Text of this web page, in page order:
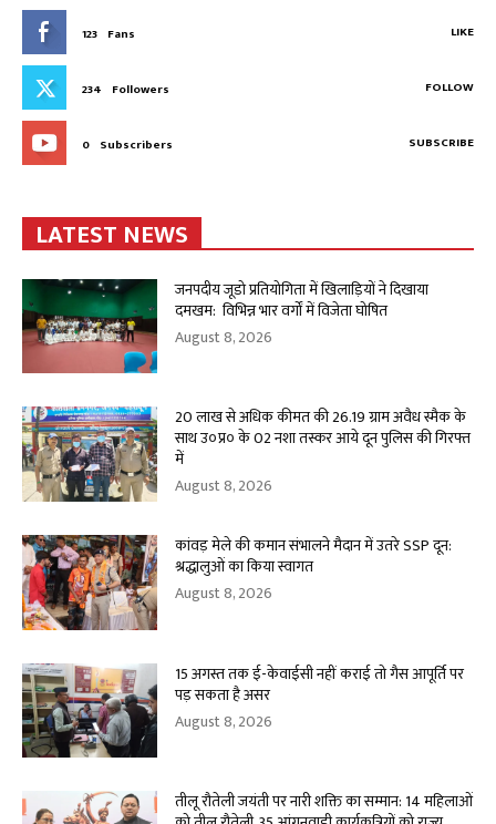
123 Fans LIKE
234 Followers FOLLOW
0 Subscribers SUBSCRIBE
LATEST NEWS
जनपदीय जूडो प्रतियोगिता में खिलाड़ियों ने दिखाया
दमखम: विभिन्न भार वर्गों में विजेता घोषित
August 8, 2026
20 लाख से अधिक कीमत की 26.19 ग्राम अवैध स्मैक के
साथ उ०प्र० के 02 नशा तस्कर आये दून पुलिस की गिरफ्त
में
August 8, 2026
कांवड़ मेले की कमान संभालने मैदान में उतरे SSP दून:
श्रद्धालुओं का किया स्वागत
August 8, 2026
15 अगस्त तक ई-केवाईसी नहीं कराई तो गैस आपूर्ति पर
पड़ सकता है असर
August 8, 2026
तीलू रौतेली जयंती पर नारी शक्ति का सम्मान: 14 महिलाओं